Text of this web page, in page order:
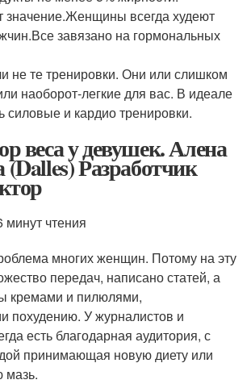
значение.Женщины всегда худеют
завязано на гормональных
не те тренировки. Они или слишком
наоборот-легкие для вас. В идеале
силовые и кардио тренировки.
веса у девушек. Алена
(Dalles) Разработчик
минут чтения
многих женщин. Потому на эту
передач, написано статей, а
кремами и пилюлями,
похудению. У журналистов и
есть благодарная аудитория, с
принимающая новую диету или
мазь.